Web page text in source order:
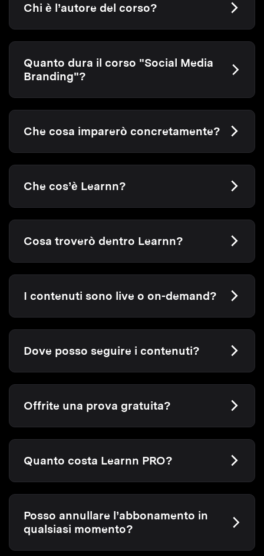
Chi è l’autore del corso?
Quanto dura il corso "Social Media
Branding"?
Che cosa imparerò concretamente?
Che cos’è Learnn?
Cosa troverò dentro Learnn?
I contenuti sono live o on-demand?
Dove posso seguire i contenuti?
Offrite una prova gratuita?
Quanto costa Learnn PRO?
Posso annullare l’abbonamento in
qualsiasi momento?